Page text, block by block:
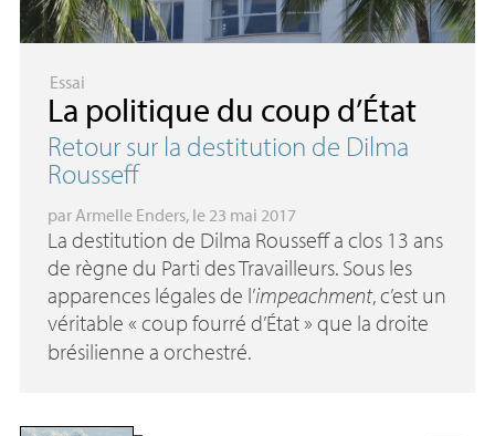
Essai
La politique du coup d’État
Retour sur la destitution de Dilma
Rousseff
parArmelle Enders, le 23 mai 2017
La destitution de Dilma Rousseff a clos 13 ans
de règne du Parti des Travailleurs. Sous les
apparences légales de l’impeachment, c’est un
véritable « coup fourré d’État» que la droite
brésilienne a orchestré.